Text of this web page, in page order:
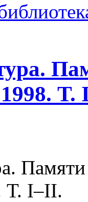
Т.
Т. I–II.